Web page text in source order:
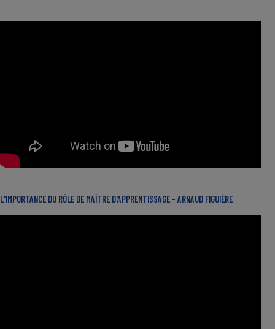
L'IMPORTANCE DU RÔLE DE MAÎTRE D'APPRENTISSAGE - ARNAUD FIGUIÈRE